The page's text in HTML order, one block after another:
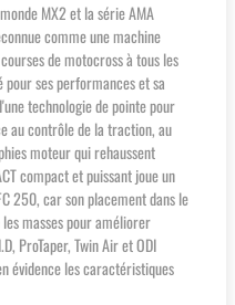
MX2 et la série AMA
comme une machine
de motocross à tous les
ses performances et sa
technologie de pointe pour
au contrôle de la traction, au
moteur qui rehaussent
compact et puissant joue un
250, car son placement dans le
masses pour améliorer
ProTaper, Twin Air et ODI
évidence les caractéristiques